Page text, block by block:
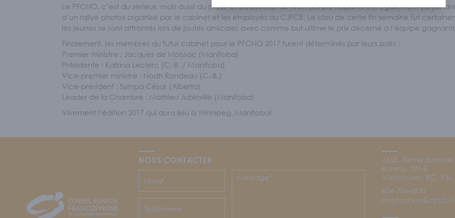
Le PFCNO, c’est du sérieux, mais aussi du plaisir et beaucoup de rires! Les participants ont également pu
d’un rallye photos organisé par le cabinet et les employés du CJFCB. Le clou de cette fin semaine fut
les jeunes se sont affrontés lors de joutes amicales avec comme but ultime le prix décerné à l’équipe
Finalement, les membres du futur cabinet pour le PFCNO 2017 furent déterminés par leurs pairs :
Premier ministre : Jacques de Moissac (Manitoba)
Présidente : Katrina Leclerc (C.-B. / Manitoba)
Vice-premier ministre : Noah Rondeau (C.-B.)
Vice-président : Sympa César (Alberta)
Leader de la Chambre : Mathieu Jubinville (Manitoba)
Vivement l’édition 2017 qui aura lieu à Winnipeg, Manitoba!
CJFCB
NOUS CONTACTER
1555, 7ième avenue
Bureau 229-B
Vancouver, BC, V6J
604-736-6970